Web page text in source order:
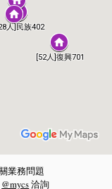
業務問題
@mycs洽詢